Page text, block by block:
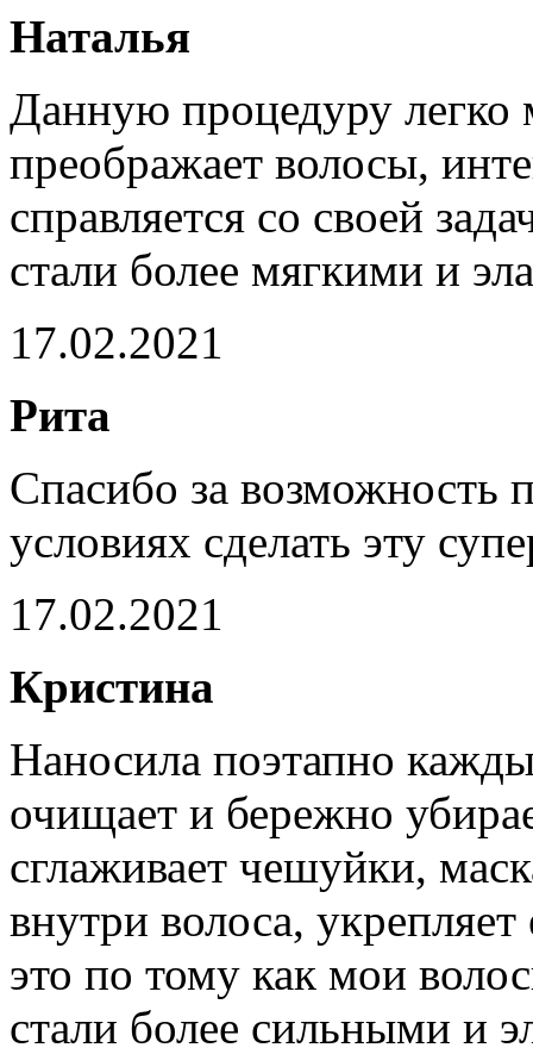
Наталья
Данную процедуру легко
преображает волосы,
справляется со своей
стали более мягкими и
17.02.2021
Рита
Спасибо за возможность
условиях сделать эту
17.02.2021
Кристина
Наносила поэтапно
очищает и бережно
сглаживает чешуйки,
внутри волоса,
это по тому как мои
стали более сильными и